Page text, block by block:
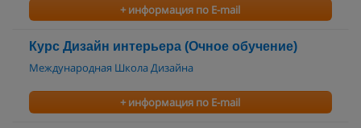
+ информация по E-mail
Курс Дизайн интерьера (Очное обучение)
Международная Школа Дизайна
+ информация по E-mail